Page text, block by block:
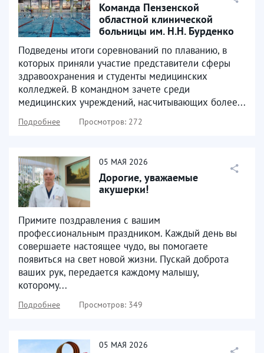
Команда Пензенской
областной клинической
больницы им. Н.Н. Бурденко
Подведены итоги соревнований по плаванию, в
которых приняли участие представители сферы
здравоохранения и студенты медицинских
колледжей. В командном зачете среди
медицинских учреждений, насчитывающих более...
Подробнее Просмотров: 272
05 МАЯ 2026
Дорогие, уважаемые
акушерки!
Примите поздравления с вашим
профессиональным праздником. Каждый день вы
совершаете настоящее чудо, вы помогаете
появиться на свет новой жизни. Пускай доброта
ваших рук, передается каждому малышу,
которому...
Подробнее Просмотров: 349
05 МАЯ 2026